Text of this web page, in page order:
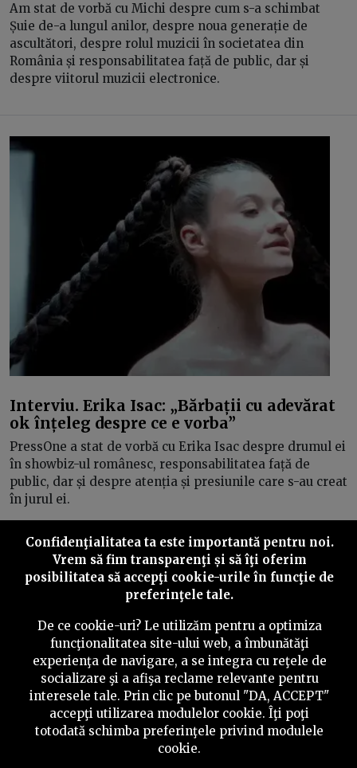
Am stat de vorbă cu Michi despre cum s-a schimbat
Șuie de-a lungul anilor, despre noua generație de
ascultători, despre rolul muzicii în societatea din
România și responsabilitatea față de public, dar și
despre viitorul muzicii electronice.
Interviu. Erika Isac: „Bărbații cu adevărat
ok înțeleg despre ce e vorba”
PressOne a stat de vorbă cu Erika Isac despre drumul ei
în showbiz-ul românesc, responsabilitatea față de
public, dar și despre atenția și presiunile care s-au creat
în jurul ei.
Inapoi Inainte
©2026 PressOne.ro
Newslettere Despre noi Politica editorială
Politica de verificare a conținutuluiContact
Confidenţialitatea ta este importantă pentru noi.
Vrem să fim transparenţi și să îţi oferim
posibilitatea să accepţi cookie-urile în funcţie de
preferinţele tale.
De ce cookie-uri? Le utilizăm pentru a optimiza
funcţionalitatea site-ului web, a îmbunătăţi
experienţa de navigare, a se integra cu reţele de
socializare şi a afişa reclame relevante pentru
interesele tale. Prin clic pe butonul "DA, ACCEPT"
accepţi utilizarea modulelor cookie. Îţi poţi
totodată schimba preferinţele privind modulele
cookie.